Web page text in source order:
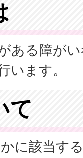
ある障が
います。
て
に該当す